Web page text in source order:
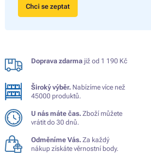
Chci se zeptat
Doprava zdarma již od 1 190 Kč
Široký výběr. Nabízíme více než
45000 produktů.
U nás máte čas.Zboží můžete
vrátit do 30 dnů.
Odměníme Vás.Za každý
nákup získáte věrnostní body.